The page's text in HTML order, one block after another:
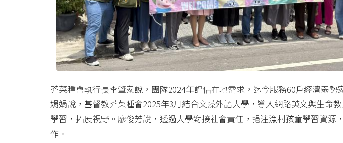
芥菜種會執行長李肇家說，團隊2024年評估在地需求，迄今服務60戶經濟弱勢
娟娟說，基督教芥菜種會2025年3月結合文藻外語大學，導入網路英文與生命
學習，拓展視野。廖俊芳說，透過大學對接社會責任，挹注漁村孩童學習資源
作。